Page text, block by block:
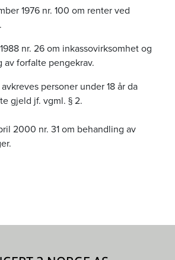
1976 nr. 100 om renter ved
nr. 26 om inkassovirksomhet og
forfalte pengekrav.
personer under 18 år da
gjeld jf. vgml. § 2.
2000 nr. 31 om behandling av